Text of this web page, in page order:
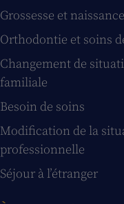
Grossesse et naissance
Orthodontie et soins
Changement de
familiale
Besoin de soins
Modification de la
professionnelle
Séjour à l’étranger